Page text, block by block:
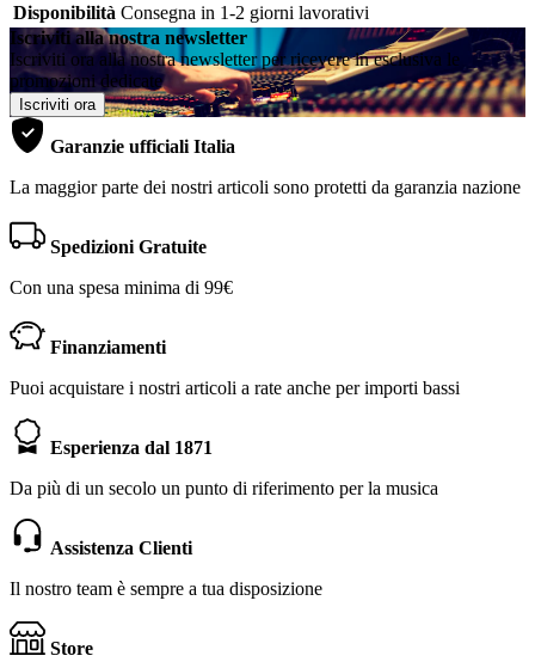
Disponibilità Consegna in 1-2 giorni lavorativi
Iscriviti alla nostra newsletter
Iscriviti ora alla nostra newsletter per ricevere in esclusiva le
promozioni dedicate
Iscriviti ora
Garanzie ufficiali Italia
La maggior parte dei nostri articoli sono protetti da garanzia nazione
Spedizioni Gratuite
Con una spesa minima di 99€
Finanziamenti
Puoi acquistare i nostri articoli a rate anche per importi bassi
Esperienza dal 1871
Da più di un secolo un punto di riferimento per la musica
Assistenza Clienti
Il nostro team è sempre a tua disposizione
Store